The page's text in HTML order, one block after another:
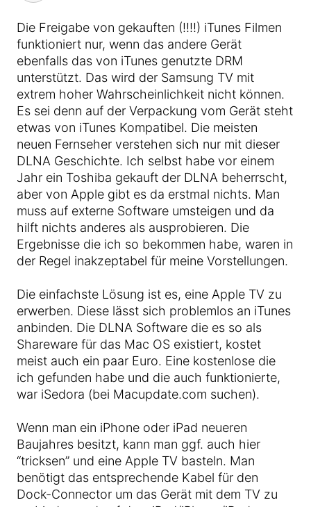
Die Freigabe von gekauften (!!!!) iTunes Filmen
funktioniert nur, wenn das andere Gerät
ebenfalls das von iTunes genutzte DRM
unterstützt. Das wird der Samsung TV mit
extrem hoher Wahrscheinlichkeit nicht können.
Es sei denn auf der Verpackung vom Gerät steht
etwas von iTunes Kompatibel. Die meisten
neuen Fernseher verstehen sich nur mit dieser
DLNA Geschichte. Ich selbst habe vor einem
Jahr ein Toshiba gekauft der DLNA beherrscht,
aber von Apple gibt es da erstmal nichts. Man
muss auf externe Software umsteigen und da
hilft nichts anderes als ausprobieren. Die
Ergebnisse die ich so bekommen habe, waren in
der Regel inakzeptabel für meine Vorstellungen.
Die einfachste Lösung ist es, eine Apple TV zu
erwerben. Diese lässt sich problemlos an iTunes
anbinden. Die DLNA Software die es so als
Shareware für das Mac OS existiert, kostet
meist auch ein paar Euro. Eine kostenlose die
ich gefunden habe und die auch funktionierte,
war iSedora (bei Macupdate.com suchen).
Wenn man ein iPhone oder iPad neueren
Baujahres besitzt, kann man ggf. auch hier
“tricksen” und eine Apple TV basteln. Man
benötigt das entsprechende Kabel für den
Dock-Connector um das Gerät mit dem TV zu